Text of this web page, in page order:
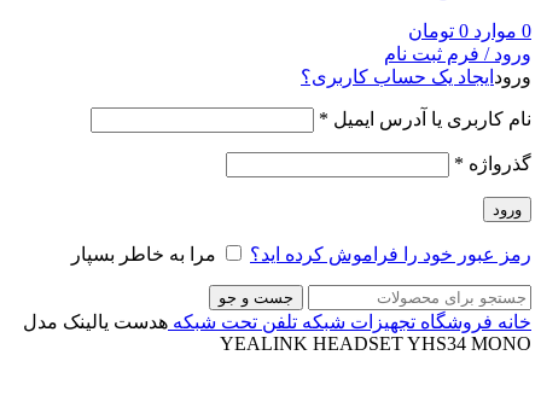
0 موارد 0 تومان
ورود / فرم ثبت نام
ورود ایجاد یک حساب کاربری؟
نام کاربری یا آدرس ایمیل *
گذرواژه *
ورود
رمز عبور خود را فراموش کرده اید؟ مرا به خاطر بسپار
جست و جو
خانه فروشگاه تجهیزات شبکه تلفن تحت شبکه هدست یالینک مدل
YEALINK HEADSET YHS34 MONO